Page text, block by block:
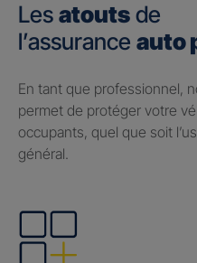
Les atouts de
l’assurance auto
En tant que professionnel,
permet de protéger votre
occupants, quel que soit
général.